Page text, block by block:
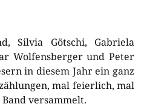
Silvia Götschi, Gabriela
Wolfensberger und Peter
in diesem Jahr ein ganz
mal feierlich, mal
versammelt.